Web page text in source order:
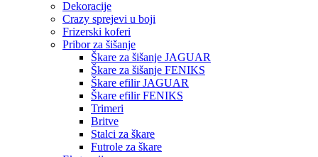
Dekoracije
Crazy sprejevi u boji
Frizerski koferi
Pribor za šišanje
Škare za šišanje JAGUAR
Škare za šišanje FENIKS
Škare efilir JAGUAR
Škare efilir FENIKS
Trimeri
Britve
Stalci za škare
Futrole za škare